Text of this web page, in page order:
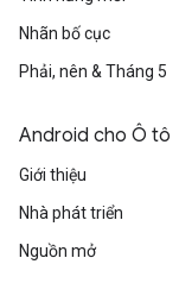
Nhãn bố cục
Phải, nên & Tháng 5
Android cho Ô tô
Giới thiệu
Nhà phát triển
Nguồn mở